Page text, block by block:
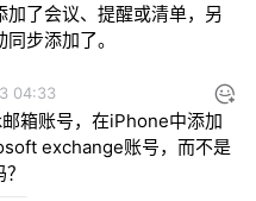
了会议、提醒或清单，另
步添加了。
04:33
箱账号，在iPhone中添加
exchange账号，而不是